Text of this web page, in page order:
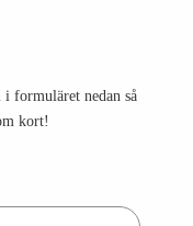
formuläret nedan så
kort!